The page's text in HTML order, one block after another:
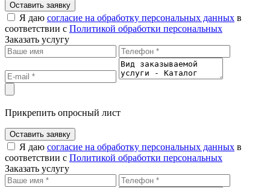
Оставить заявку
Я даю согласие на обработку персональных данных в
соответствии с Политикой обработки персональных
Заказать услугу
Прикрепить опросный лист
Оставить заявку
Я даю согласие на обработку персональных данных в
соответствии с Политикой обработки персональных
Заказать услугу